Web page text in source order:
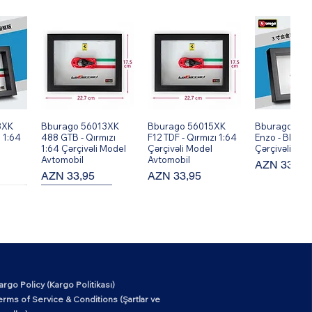
1:64
Hızlı Bakış
Bburago 56013XK
488 GTB - Qırmızı
1:64 Çərçivəli Model
Avtomobil
Fiyat
AZN 33,95
Hızlı Bakış
Bburago 56015XK
F12 TDF - Qırmızı 1:64
Çərçivəli Model
Avtomobil
Fiyat
AZN 33,95
Hızlı
Bburago
Enzo - Black
Çərçivəli
Fiyat
AZN 33,95
Hızlı Bakış
Mark Ryden MR6602
Okul Tarzı Klasik İş ve
Policy (Kargo Politikası)
of Service & Conditions (Şartlar ve